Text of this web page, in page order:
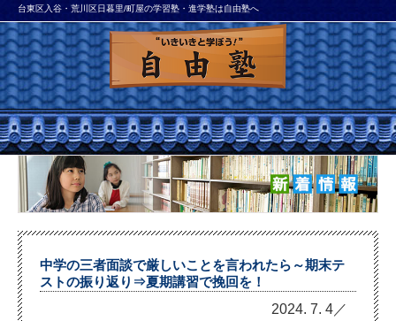
台東区入谷・荒川区日暮里/町屋の学習塾・進学塾は自由塾へ
中学の三者面談で厳しいことを言われたら～期末テ
ストの振り返り⇒夏期講習で挽回を！
2024. 7. 4／